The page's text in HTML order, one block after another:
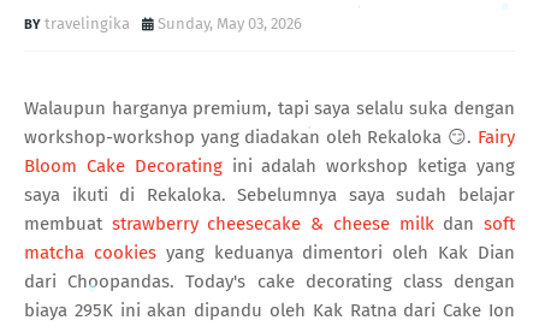
travelingika Sunday, May 03, 2026
Walaupun harganya premium, tapi saya selalu suka dengan
workshop-workshop yang diadakan oleh Rekaloka 😏. Fairy
Bloom Cake Decoratingini adalah workshop ketiga yang
saya ikuti di Rekaloka. Sebelumnya saya sudah belajar
membuat strawberry cheesecake & cheese milkdansoft
matcha cookiesyang keduanya dimentori oleh Kak Dian
dari Choopandas. Today's cake decorating class dengan
biaya 295K ini akan dipandu oleh Kak Ratna dari Cake Ion